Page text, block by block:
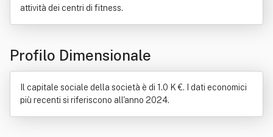
attività dei centri di fitness.
Profilo Dimensionale
Il capitale sociale della società è di 1.0 K €. I dati economici
più recenti si riferiscono all'anno 2024.